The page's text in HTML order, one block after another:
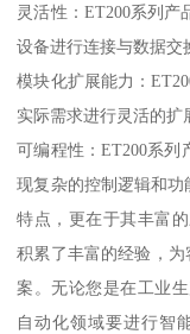
灵活性：ET200系列
设备进行连接与数据交
模块化扩展能力：
实际需求进行灵活的扩
可编程性：ET200系列
现复杂的控制逻辑和
特点，更在于其丰富
积累了丰富的经验，
案。无论您是在工业
自动化领域要进行智